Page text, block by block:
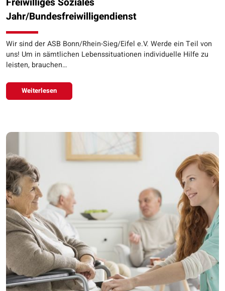
Jahr/Bundesfreiwilligendienst
Wir sind der ASB Bonn/Rhein-Sieg/Eifel e.V. Werde ein Teil von
uns! Um in sämtlichen Lebenssituationen individuelle Hilfe zu
leisten, brauchen…
Weiterlesen